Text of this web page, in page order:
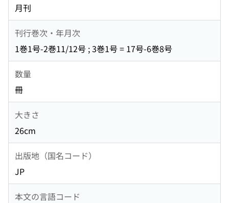
月刊
刊行巻次・年月次
1巻1号-2巻11/12号 ; 3巻1号 = 17号-6巻8号
数量
冊
大きさ
26cm
出版地（国名コード）
JP
本文の言語コード